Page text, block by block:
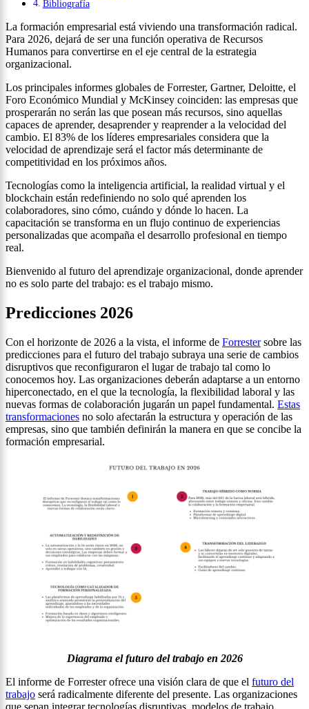
Bibliografía
La formación empresarial está viviendo una transformación radical.
Para 2026, dejará de ser una función operativa de Recursos
Humanos para convertirse en el eje central de la estrategia
organizacional.
Los principales informes globales de Forrester, Gartner, Deloitte, el
Foro Económico Mundial y McKinsey coinciden: las empresas que
prosperarán no serán las que posean más recursos, sino aquellas
capaces de aprender, desaprender y reaprender a la velocidad del
cambio. El 83% de los líderes empresariales considera que la
velocidad de aprendizaje será el factor más determinante de
competitividad en los próximos años.
Tecnologías como la inteligencia artificial, la realidad virtual y el
blockchain están redefiniendo no solo qué aprenden los
colaboradores, sino cómo, cuándo y dónde lo hacen. La
capacitación se transforma en un flujo continuo de experiencias
personalizadas que acompaña el desarrollo profesional en tiempo
real.
Bienvenido al futuro del aprendizaje organizacional, donde aprender
no es solo parte del trabajo: es el trabajo mismo.
Predicciones 2026
Con el horizonte de 2026 a la vista, el informe de Forrestersobre las
predicciones para el futuro del trabajo subraya una serie de cambios
disruptivos que reconfiguraron el lugar de trabajo tal como lo
conocemos hoy. Las organizaciones deberán adaptarse a un entorno
hiperconectado, en el que la tecnología, la flexibilidad laboral y las
nuevas formas de colaboración jugarán un papel fundamental. Estas
transformaciones no solo afectarán la estructura y operación de las
empresas, sino que también definirán la manera en que se concibe la
formación empresarial.
Diagrama el futuro del trabajo en 2026
El informe de Forrester ofrece una visión clara de que el futuro del
trabajo será radicalmente diferente del presente. Las organizaciones
que sepan integrar tecnologías disruptivas, modelos de trabajo